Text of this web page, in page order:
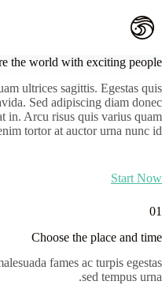
إلى
المحتوى
the world with exciting people
ultrices sagittis. Egestas quis
Sed adipiscing diam donec
in. Arcu risus quis varius quam
tortor at auctor urna nunc id
Start Now
01
Choose the place and time
fames ac turpis egestas
sed tempus urna.